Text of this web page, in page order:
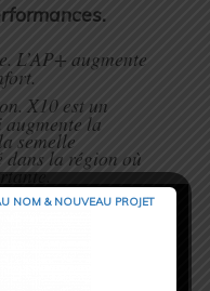
L’AP+ augmente
X10 est un
la
semelle
la région où
NOM & NOUVEAU PROJET